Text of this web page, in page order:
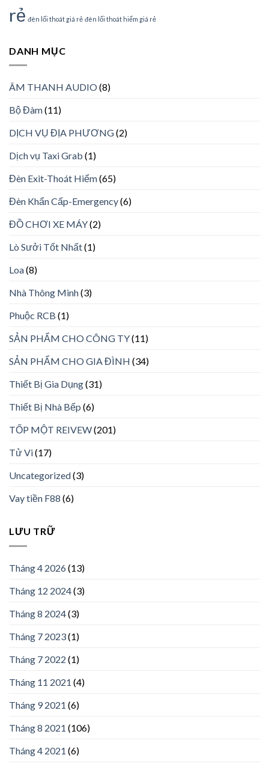
rẻ đèn lối thoát giá rẻ đèn lối thoát hiểm giá rẻ
DANH MỤC
ÂM THANH AUDIO(8)
Bộ Đàm(11)
DỊCH VỤ ĐỊA PHƯƠNG(2)
Dịch vụ Taxi Grab (1)
Đèn Exit-Thoát Hiểm(65)
Đèn Khẩn Cấp-Emergency(6)
ĐỒ CHƠI XE MÁY(2)
Lò Sưởi Tốt Nhất(1)
Loa(8)
Nhà Thông Minh(3)
Phuộc RCB (1)
SẢN PHẨM CHO CÔNG TY(11)
SẢN PHẨM CHO GIA ĐÌNH (34)
Thiết Bị Gia Dụng(31)
Thiết Bị Nhà Bếp (6)
TỐP MỘT REIVEW(201)
Tử Vi(17)
Uncategorized(3)
Vay tiền F88 (6)
LƯU TRỮ
Tháng 4 2026(13)
Tháng 12 2024(3)
Tháng 8 2024(3)
Tháng 7 2023(1)
Tháng 7 2022 (1)
Tháng 11 2021 (4)
Tháng 9 2021 (6)
Tháng 8 2021 (106)
Tháng 4 2021 (6)